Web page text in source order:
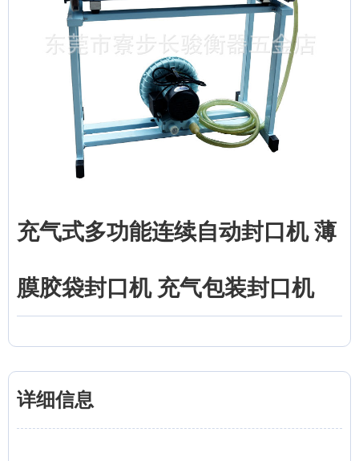
充气式多功能连续自动封口机 薄
膜胶袋封口机 充气包装封口机
详细信息